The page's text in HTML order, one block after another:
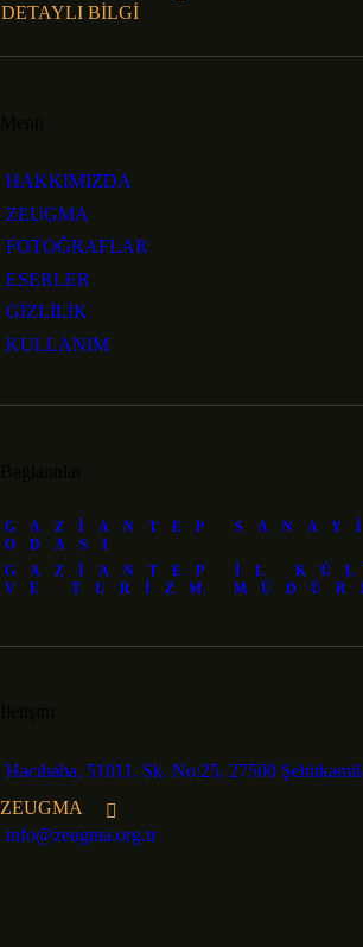
DETAYLI BİLGİ
HAKKIMIZDA
ZEUGMA
FOTOĞRAFLAR
ESERLER
GİZLİLİK
KULLANIM
GAZIANTEP
ODASI
GAZIANTEP İL
VE TURIZM
Hacıbaba, 51011. Sk. No:25, 27500
ZEUGMA
ınfo@zeugma.org.tr